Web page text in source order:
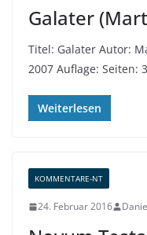
Galater
Titel: Galater Autor:
2007 Auflage: Seiten:
Weiterlesen
KOMMENTARE-NT
24. Februar 2016